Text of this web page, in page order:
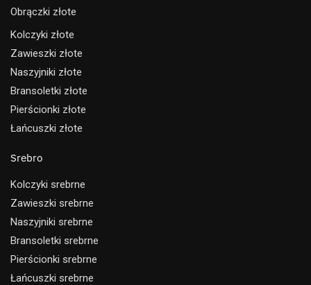
Obrączki złote
Kolczyki złote
Zawieszki złote
Naszyjniki złote
Bransoletki złote
Pierścionki złote
Łańcuszki złote
Srebro
Kolczyki srebrne
Zawieszki srebrne
Naszyjniki srebrne
Bransoletki srebrne
Pierścionki srebrne
Łańcuszki srebrne